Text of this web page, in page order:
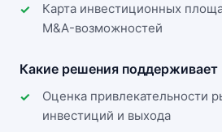
Карта инвестиционных
M&A-возможностей
Какие решения поддерживает
Оценка привлекательности
инвестиций и выхода